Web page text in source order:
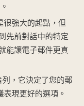
很強大的起點，但
先前對話中的特定
能讓電子郵件更真
，它決定了您的郵
現更好的選項。